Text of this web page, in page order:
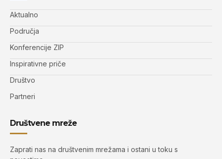
Aktualno
Područja
Konferencije ZIP
Inspirativne priče
Društvo
Partneri
Društvene mreže
Zaprati nas na društvenim mrežama i ostani u toku s